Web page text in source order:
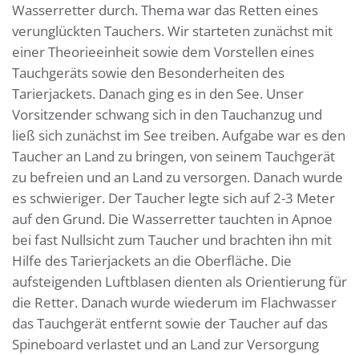
Wasserretter durch. Thema war das Retten eines
verunglückten Tauchers. Wir starteten zunächst mit
einer Theorieeinheit sowie dem Vorstellen eines
Tauchgeräts sowie den Besonderheiten des
Tarierjackets. Danach ging es in den See. Unser
Vorsitzender schwang sich in den Tauchanzug und
ließ sich zunächst im See treiben. Aufgabe war es den
Taucher an Land zu bringen, von seinem Tauchgerät
zu befreien und an Land zu versorgen. Danach wurde
es schwieriger. Der Taucher legte sich auf 2-3 Meter
auf den Grund. Die Wasserretter tauchten in Apnoe
bei fast Nullsicht zum Taucher und brachten ihn mit
Hilfe des Tarierjackets an die Oberfläche. Die
aufsteigenden Luftblasen dienten als Orientierung für
die Retter. Danach wurde wiederum im Flachwasser
das Tauchgerät entfernt sowie der Taucher auf das
Spineboard verlastet und an Land zur Versorgung